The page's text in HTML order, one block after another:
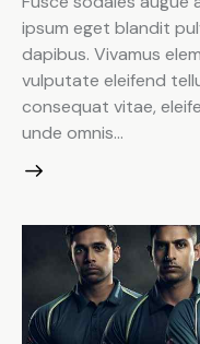
ipsum eget blandit
dapibus. Vivamus
vulputate eleifend
consequat vitae,
unde omnis…